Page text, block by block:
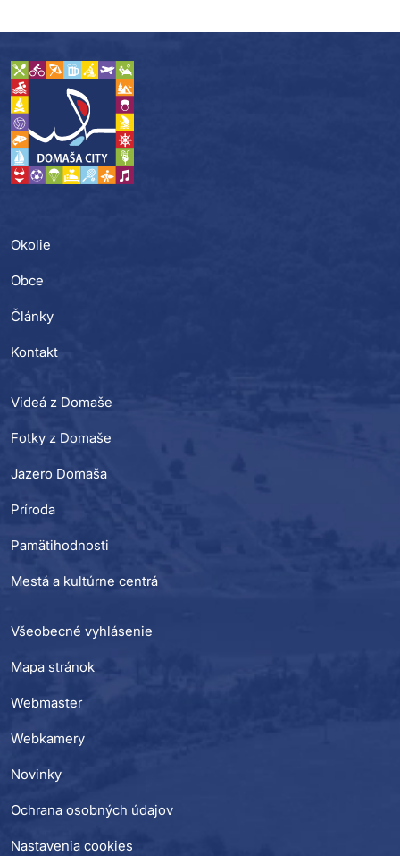
Okolie
Obce
Články
Kontakt
Videá z Domaše
Fotky z Domaše
Jazero Domaša
Príroda
Pamätihodnosti
Mestá a kultúrne centrá
Všeobecné vyhlásenie
Mapa stránok
Webmaster
Webkamery
Novinky
Ochrana osobných údajov
Nastavenia cookies